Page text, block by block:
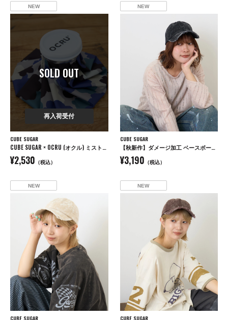
NEW
SOLD OUT
再入荷受付
CUBE SUGAR
CUBE SUGAR × OCRU (オクル) ミスト付き アイスバッグ
¥2,530 （税込）
NEW
CUBE SUGAR
【秋新作】ダメージ加工 ベースボール キャップ
¥3,190 （税込）
NEW
CUBE SUGAR
NEW
CUBE SUGAR